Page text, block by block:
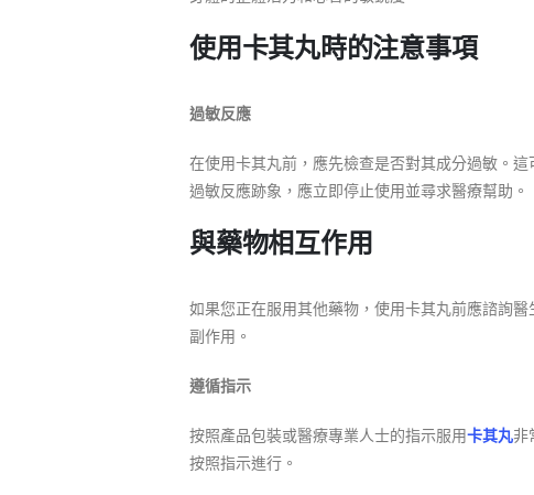
使用卡其丸時的注意事項
過敏反應
在使用卡其丸前，應先檢查是否對其成分過敏。
過敏反應跡象，應立即停止使用並尋求醫療幫助。
與藥物相互作用
如果您正在服用其他藥物，使用卡其丸前應諮詢
副作用。
遵循指示
按照產品包裝或醫療專業人士的指示服用卡其丸非
按照指示進行。